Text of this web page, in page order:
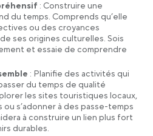
: Construire une
du temps. Comprends qu’elle
ou des croyances
ses origines culturelles. Sois
et essaie de comprendre
: Planifie des activités qui
du temps de qualité
les sites touristiques locaux,
s’adonner à des passe-temps
à construire un lien plus fort
durables.